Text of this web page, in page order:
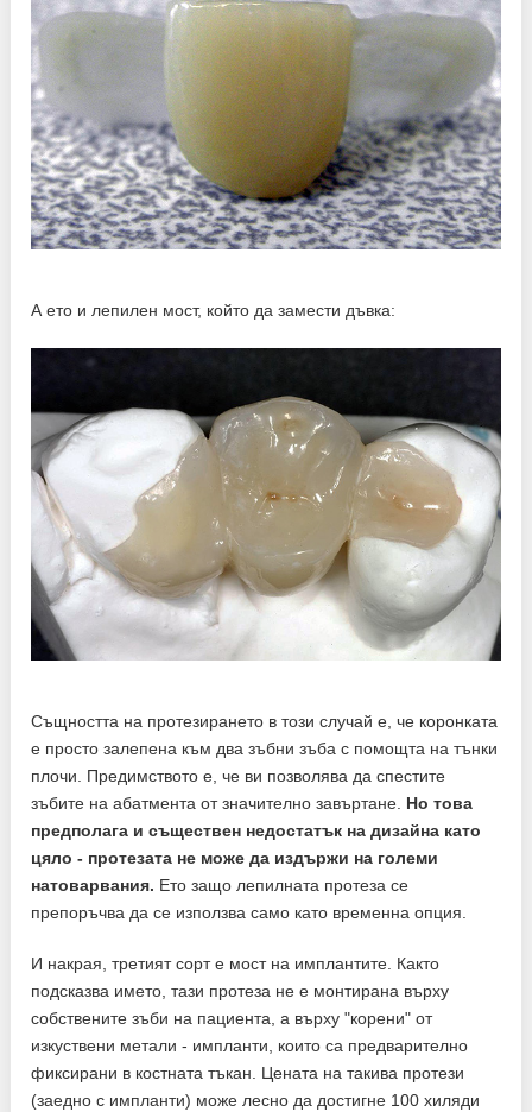
А ето и лепилен мост, който да замести дъвка:
Същността на протезирането в този случай е, че коронката
е просто залепена към два зъбни зъба с помощта на тънки
плочи. Предимството е, че ви позволява да спестите
зъбите на абатмента от значително завъртане. Но това
предполага и съществен недостатък на дизайна като
цяло - протезата не може да издържи на големи
натоварвания. Ето защо лепилната протеза се
препоръчва да се използва само като временна опция.
И накрая, третият сорт е мост на имплантите. Както
подсказва името, тази протеза не е монтирана върху
собствените зъби на пациента, а върху "корени" от
изкуствени метали - импланти, които са предварително
фиксирани в костната тъкан. Цената на такива протези
(заедно с импланти) може лесно да достигне 100 хиляди